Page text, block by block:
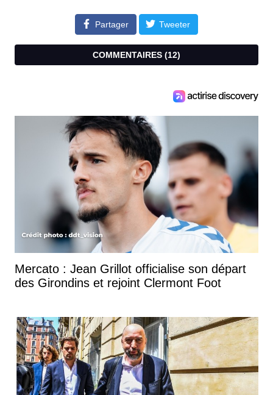
Partager Tweeter
COMMENTAIRES (12)
Mercato : Jean Grillot officialise son départ
des Girondins et rejoint Clermont Foot